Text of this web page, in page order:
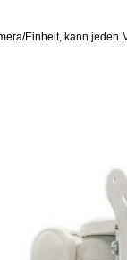
Einheit, kann